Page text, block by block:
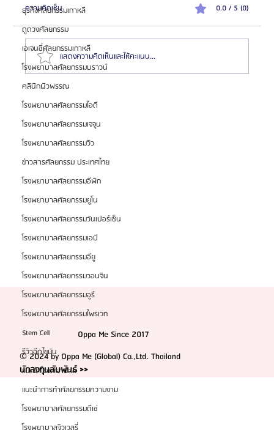
ธุรกิจศัลยกรรมเกาหลี
ดูดวงศัลยกรรม
เอเจนซี่ศัลยกรรมเกาหลี
โรงพยาบาลศัลยกรรมบราวน์
คลินิกผิวพรรณ
โรงพยาบาลศัลยกรรมไอดี
โรงพยาบาลศัลยกรรมเจจุน
โรงพยาบาลศัลยกรรมวิว
ข่าวสารศัลยกรรม ประเทศไทย
โรงพยาบาลศัลยกรรมอีพิก
โรงพยาบาลศัลยกรรมยูโน
โรงพยาบาลศัลยกรรมวันเปอร์เซ็น
โรงพยาบาลศัลยกรรมเอบี
โรงพยาบาลศัลยกรรมอียู
โรงพยาบาลศัลยกรรมวอนจิน
โรงพยาบาลศัลยกรรมอูรี
โรงพยาบาลศัลยกรรมไพรเวท
Stem Cell
รีวิวฉีดไขมัน
แนะนำโรงพยาบาล
แนะนำการทำศัลยกรรมความงาม
โรงพยาบาลศัลยกรรมดีเซ่
รีวิว ศัลยกรรมหน้าอกเพื่ออาชีพนางแบบ โรงพยาบาล
ศัลยกรรมบราวน์ ( Braun Plastic Surgery )
ความคิดเห็น 0.0 / 5 (0)
แสดงความคิดเห็นและให้คะแนน...
Oppa Me Since 2017
© 2024 by Oppa Me (Global) Co.,Ltd. Thailand
นักลงทุนสัมพันธ์ >>